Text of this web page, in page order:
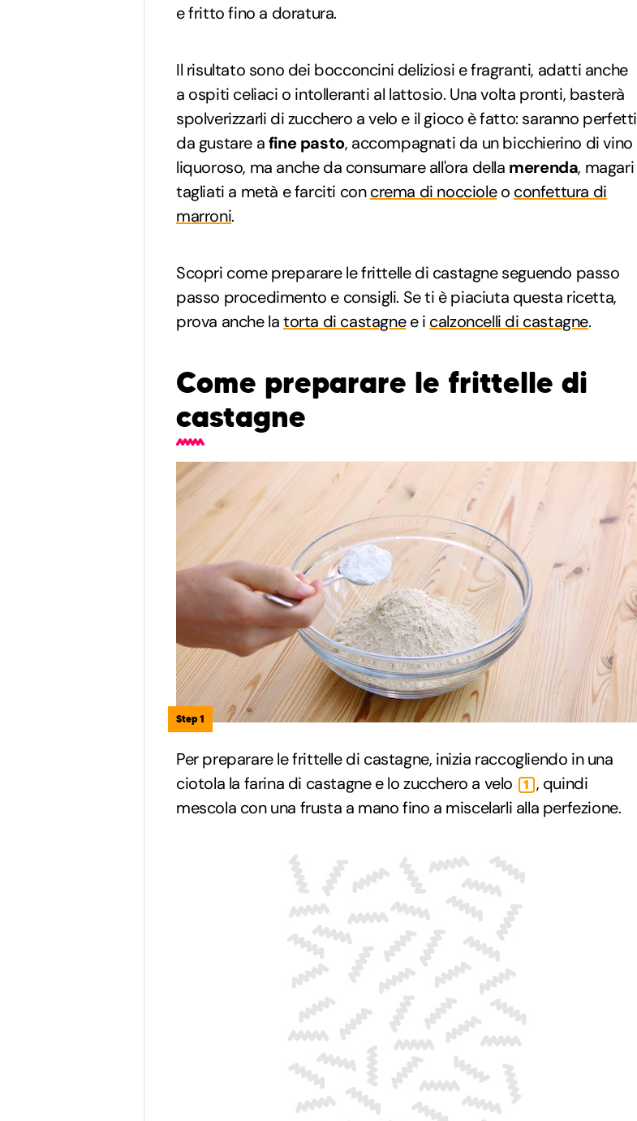
e fritto fino a doratura.
Il risultato sono dei bocconcini deliziosi e fragranti, adatti anche
a ospiti celiaci o intolleranti al lattosio. Una volta pronti, basterà
spolverizzarli di zucchero a velo e il gioco è fatto: saranno perfetti
da gustare afine pasto, accompagnati da un bicchierino di vino
liquoroso, ma anche da consumare all'ora della merenda, magari
tagliati a metà e farciti concrema di noccioleo confettura di
marroni.
Scopri come preparare le frittelle di castagne seguendo passo
passo procedimento e consigli. Se ti è piaciuta questa ricetta,
prova anche latorta di castagnee i calzoncelli di castagne.
Come preparare le frittelle di
castagne
Step 1
Per preparare le frittelle di castagne, inizia raccogliendo in una
ciotola la farina di castagne e lo zucchero a velo
1 , quindi
mescola con una frusta a mano fino a miscelarli alla perfezione.